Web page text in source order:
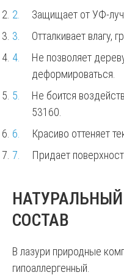
Защищает от УФ-
Отталкивает влагу,
Не позволяет
деформироваться.
Не боится
53160.
Красиво оттеняет
Придает
СОСТАВ
В лазури природные
гипоаллергенный.